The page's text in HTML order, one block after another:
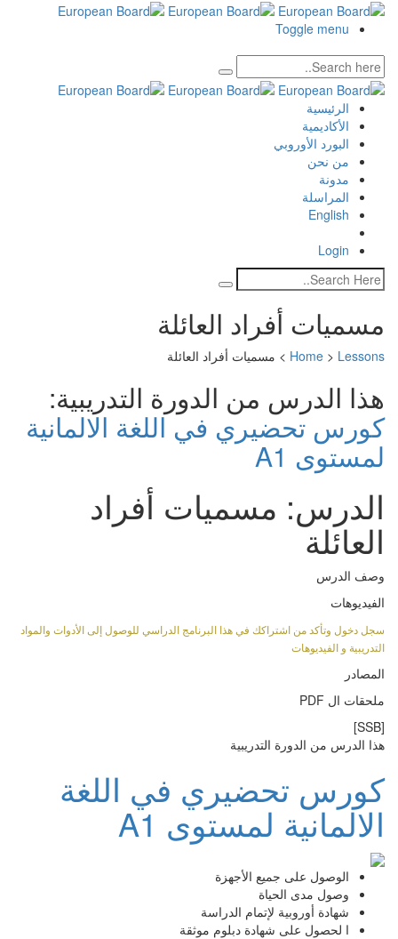
Toggle menu
الرئيسية
الأكاديمية
البورد الأوروبي
من نحن
مدونة
المراسلة
English
Login
مسميات أفراد العائلة
Home > Lessons
> مسميات أفراد العائلة
هذا الدرس من الدورة التدريبية:
كورس تحضيري في اللغة الالمانية
لمستوى A1
الدرس: مسميات أفراد
العائلة
وصف الدرس
الفيديوهات
سجل دخول وتأكد من اشتراكك في هذا البرنامج الدراسي للوصول إلى الأدوات والمواد
التدريبية و الفيديوهات
المصادر
ملحقات ال PDF
[SSB]
هذا الدرس من الدورة التدريبية
كورس تحضيري في اللغة
الالمانية لمستوى A1
الوصول على جميع الأجهزة
وصول مدى الحياة
شهادة أوروبية لإتمام الدراسة
ا لحصول على شهادة دبلوم موثقة